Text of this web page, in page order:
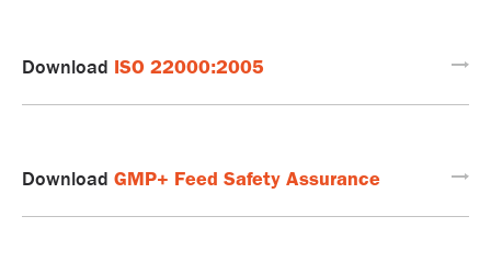
Download ISO 22000:2005
Download GMP+ Feed Safety Assurance